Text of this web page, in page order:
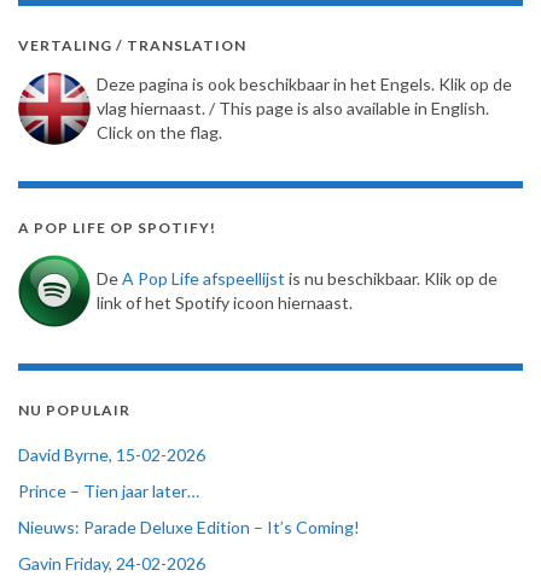
VERTALING / TRANSLATION
Deze pagina is ook beschikbaar in het Engels. Klik op de
vlag hiernaast. / This page is also available in English.
Click on the flag.
A POP LIFE OP SPOTIFY!
DeA Pop Life afspeellijst is nu beschikbaar. Klik op de
link of het Spotify icoon hiernaast.
NU POPULAIR
David Byrne, 15-02-2026
Prince – Tien jaar later…
Nieuws: Parade Deluxe Edition – It’s Coming!
Gavin Friday, 24-02-2026